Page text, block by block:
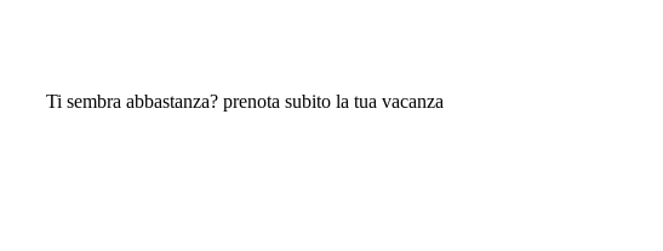
Ti sembra abbastanza? prenota subito la tua vacanza